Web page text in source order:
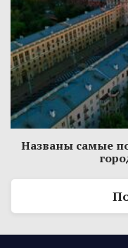
Названы самые